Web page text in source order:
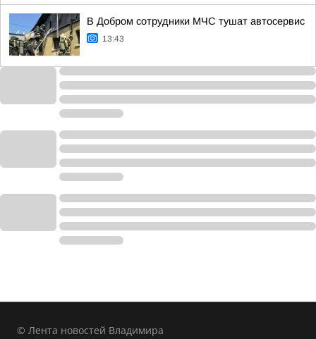
В Добром сотрудники МЧС тушат автосервис
13:43
© Лента новостей Владимира